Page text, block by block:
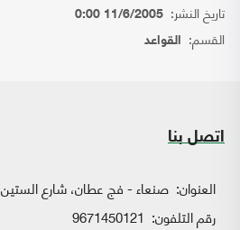
تاريخ النشر: 11/6/2005 0:00
القسم: القواعد
اتصل بنا
العنوان: صنعاء - فج عطان، شارع الستين
رقم التلفون: 9671450121